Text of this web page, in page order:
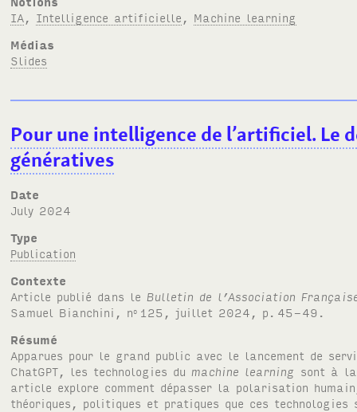
IA, Intelligence artificielle , Machine learning
Médias
Slides
Pour une intelligence de l’artificiel. Le
génératives
Date
July 2024
Type
Publication
Contexte
Article publié dans le Bulletin de l’Association
Samuel Bianchini, no 125, juillet 2024, p. 45-49.
Résumé
Apparues pour le grand public avec le lancement de
ChatGPT, les technologies du machine learning sont à
article explore comment dépasser la polarisation
théoriques, politiques et pratiques que ces technologies